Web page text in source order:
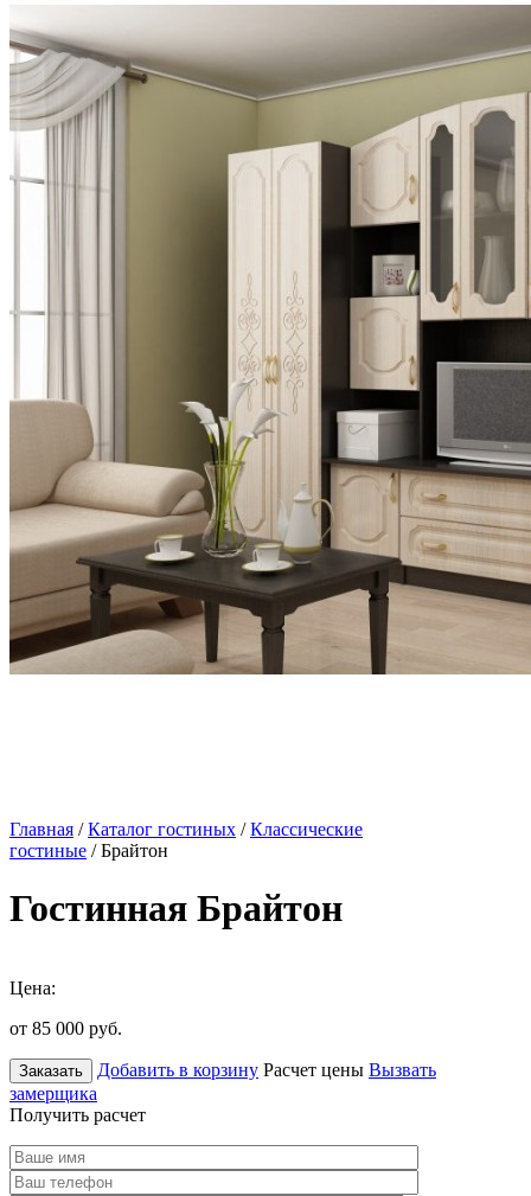
Главная /Каталог гостиных /Классические
гостиные / Брайтон
Гостинная Брайтон
Цена:
от 85 000 руб.
Заказать Добавить в корзину Расчет цены Вызвать
замерщика
Получить расчет